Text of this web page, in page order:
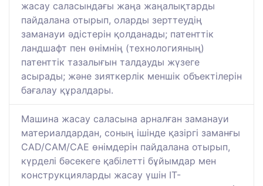
жасау саласындағы жаңа жаңалықтарды
пайдалана отырып, оларды зерттеудің
заманауи әдістерін қолданады; патенттік
ландшафт пен өнімнің (технологияның)
патенттік тазалығын талдауды жүзеге
асырады; және зияткерлік меншік объектілерін
бағалау құралдары.
Машина жасау саласына арналған заманауи
материалдардан, соның ішінде қазіргі заманғы
CAD/CAM/CAE өнімдерін пайдалана отырып,
күрделі бәсекеге қабілетті бұйымдар мен
конструкцияларды жасау үшін IT-